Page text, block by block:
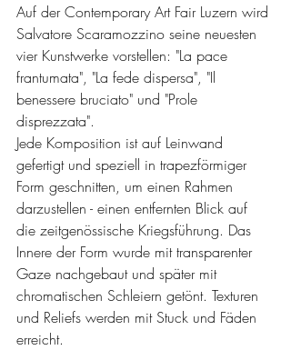
Auf der Contemporary Art Fair Luzern wird
Salvatore Scaramozzino seine neuesten
vier Kunstwerke vorstellen: "La pace
frantumata", "La fede dispersa", "Il
benessere bruciato" und "Prole
disprezzata".
Jede Komposition ist auf Leinwand
gefertigt und speziell in trapezförmiger
Form geschnitten, um einen Rahmen
darzustellen - einen entfernten Blick auf
die zeitgenössische Kriegsführung. Das
Innere der Form wurde mit transparenter
Gaze nachgebaut und später mit
chromatischen Schleiern getönt. Texturen
und Reliefs werden mit Stuck und Fäden
erreicht.